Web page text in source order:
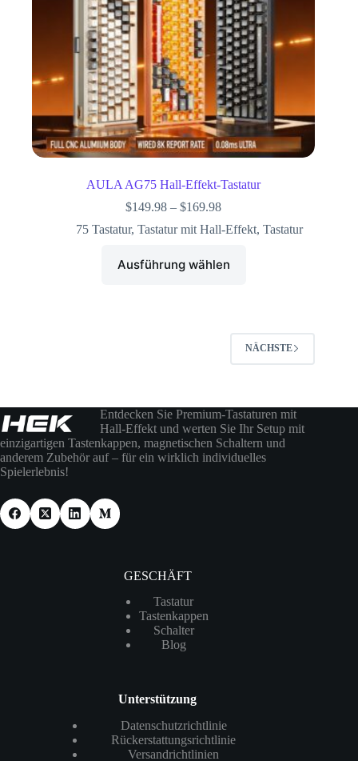
AULA AG75 Hall-Effekt-Tastatur
$149.98 –$169.98
75 Tastatur,Tastatur mit Hall-Effekt,Tastatur
Ausführung wählen
NÄCHSTE
Entdecken Sie Premium-Tastaturen mit
Hall-Effekt und werten Sie Ihr Setup mit
einzigartigen Tastenkappen, magnetischen Schaltern und
anderem Zubehör auf – für ein wirklich individuelles
Spielerlebnis!
GESCHÄFT
Tastatur
Tastenkappen
Schalter
Blog
Unterstützung
Datenschutzrichtlinie
Rückerstattungsrichtlinie
Versandrichtlinien